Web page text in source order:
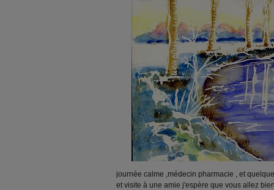
journée calme ,médecin pharmacie , et
et visite à une amie j'espère que vous allez